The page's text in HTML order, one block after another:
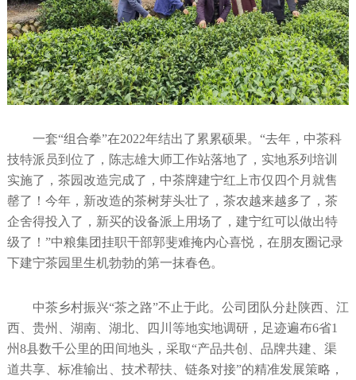
一套“组合拳”在2022年结出了累累硕果。“去年，中茶科
技特派员到位了，陈志雄大师工作站落地了，实地系列培训
实施了，茶园改造完成了，中茶牌建宁红上市仅四个月就售
罄了！今年，新改造的茶树芽头壮了，茶农越来越多了，茶
企舍得投入了，新买的设备派上用场了，建宁红可以做出特
级了！”中粮集团挂职干部郭斐难掩内心喜悦，在朋友圈记录
下建宁茶园里生机勃勃的第一抹春色。
中茶乡村振兴“茶之路”不止于此。公司团队分赴陕西、江
西、贵州、湖南、湖北、四川等地实地调研，足迹遍布6省1
州8县数千公里的田间地头，采取“产品共创、品牌共建、渠
道共享、标准输出、技术帮扶、链条对接”的精准发展策略，